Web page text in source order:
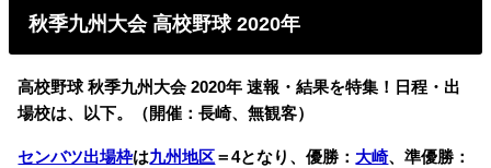
秋季九州大会 高校野球 2020年
高校野球 秋季九州大会 2020年 速報・結果を特集！日程・出
場校は、以下。（開催：長崎、無観客）
センバツ出場枠は九州地区 ＝4となり、優勝： 大崎、準優勝：